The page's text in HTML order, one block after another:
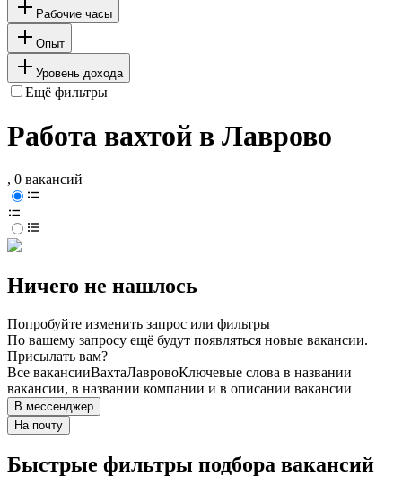
Рабочие часы
Опыт
Уровень дохода
Ещё фильтры
Работа вахтой в Лаврово
, 0 вакансий
Ничего не нашлось
Попробуйте изменить запрос или фильтры
По вашему запросу ещё будут появляться новые вакансии.
Присылать вам?
Все вакансииВахтаЛавровоКлючевые слова в названии
вакансии, в названии компании и в описании вакансии
В мессенджер
На почту
Быстрые фильтры подбора вакансий